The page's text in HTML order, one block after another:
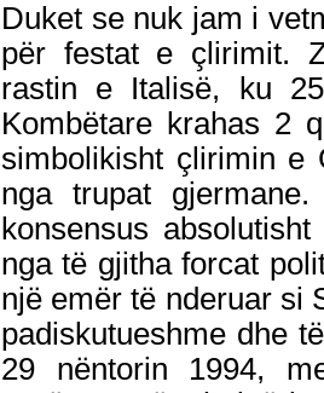
Duket se nuk jam i
për festat e çlirimit.
rastin e Italisë, ku
Kombëtare krahas 2
simbolikisht çlirimin e
nga trupat
konsensus
nga të gjitha forcat
një emër të nderuar si
padiskutueshme dhe
29 nëntorin 1994,